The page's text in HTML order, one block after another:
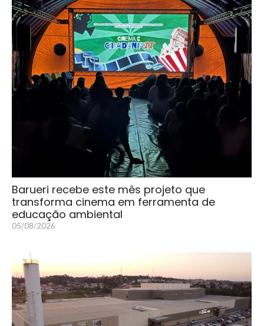
Barueri recebe este mês projeto que
transforma cinema em ferramenta de
educação ambiental
05/08/2026